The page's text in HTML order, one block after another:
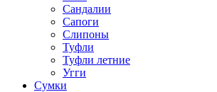
Сандалии
Сапоги
Слипоны
Туфли
Туфли летние
Угги
Сумки